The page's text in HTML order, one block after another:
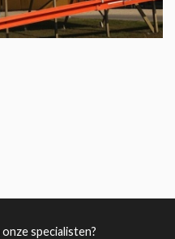
specialisten?